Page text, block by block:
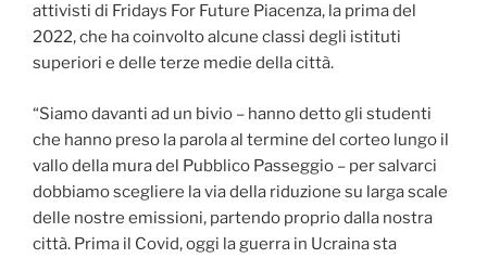
attivisti di Fridays For Future Piacenza, la prima del
2022, che ha coinvolto alcune classi degli istituti
superiori e delle terze medie della città.
“Siamo davanti ad un bivio – hanno detto gli studenti
che hanno preso la parola al termine del corteo lungo il
vallo della mura del Pubblico Passeggio – per salvarci
dobbiamo scegliere la via della riduzione su larga scale
delle nostre emissioni, partendo proprio dalla nostra
città. Prima il Covid, oggi la guerra in Ucraina sta